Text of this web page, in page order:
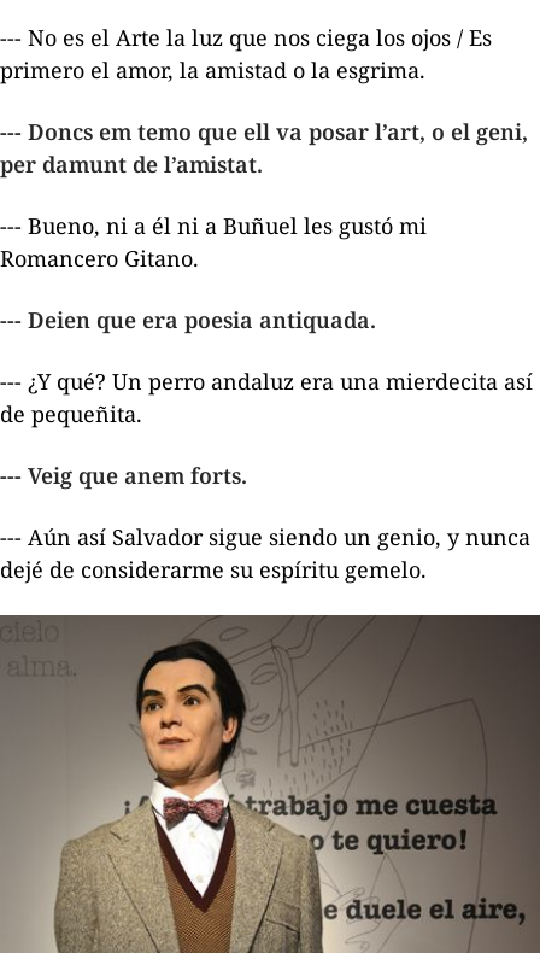
--- No es el Arte la luz que nos ciega los ojos / Es
primero el amor, la amistad o la esgrima.
--- Doncs em temo que ell va posar l’art, o el geni,
per damunt de l’amistat.
--- Bueno, ni a él ni a Buñuel les gustó mi
Romancero Gitano.
--- Deien que era poesia antiquada.
--- ¿Y qué? Un perro andaluz era una mierdecita así
de pequeñita.
--- Veig que anem forts.
--- Aún así Salvador sigue siendo un genio, y nunca
dejé de considerarme su espíritu gemelo.